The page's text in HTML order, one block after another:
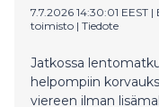
7.7.2026 14:30:01 EEST |
toimisto | Tiedote
Jatkossa
helpompiin
viereen ilman